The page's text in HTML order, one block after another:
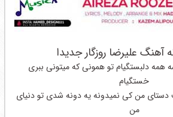
آهنگ علیرضا روزگار جدیدا
همه دلبستگیام تو همونی که میتونی ببری
خستگیام
من کی نمیدونه یه دونه شدی تو دنیای
من